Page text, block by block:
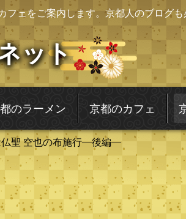
ェをご案内します。京都人のブログも
ット
のラーメン 京都のカフェ
聖 空也の布施行―後編―